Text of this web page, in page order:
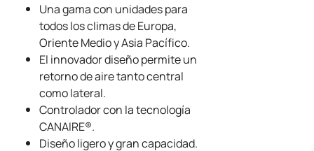
Una gama con unidades para
todos los climas de Europa,
Oriente Medio y Asia Pacífico.
El innovador diseño permite un
retorno de aire tanto central
como lateral.
Controlador con la tecnología
CANAIRE®.
Diseño ligero y gran capacidad.